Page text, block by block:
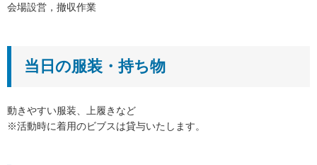
会場設営，撤収作業
当日の服装・持ち物
動きやすい服装、上履きなど
※活動時に着用のビブスは貸与いたします。